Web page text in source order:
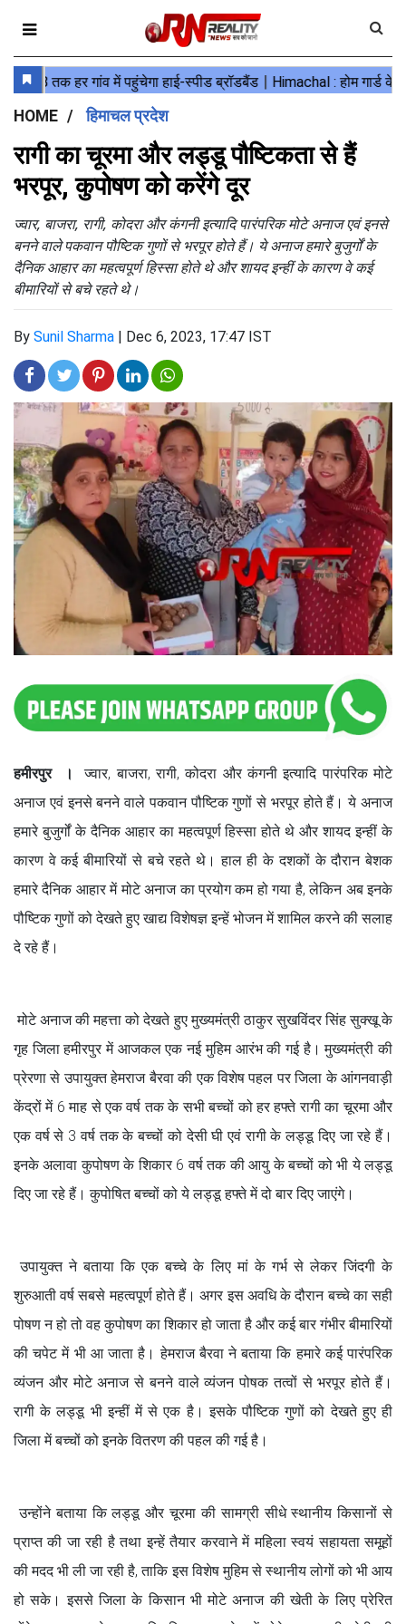
HOME हिमाचल प्रदेश
रागी का चूरमा और लड्डू पौष्टिकता से हैं
भरपूर, कुपोषण को करेंगे दूर
ज्वार, बाजरा, रागी, कोदरा और कंगनी इत्यादि पारंपरिक मोटे अनाज एवं इनसे
बनने वाले पकवान पौष्टिक गुणों से भरपूर होते हैं। ये अनाज हमारे बुजुर्गों के
दैनिक आहार का महत्वपूर्ण हिस्सा होते थे और शायद इन्हीं के कारण वे कई
बीमारियों से बचे रहते थे।
By Sunil Sharma | Dec 6, 2023, 17:47 IST
हमीरपुर ।
ज्वार, बाजरा, रागी, कोदरा और कंगनी इत्यादि पारंपरिक मोटे
अनाज एवं इनसे बनने वाले पकवान पौष्टिक गुणों से भरपूर होते हैं। ये अनाज
हमारे बुजुर्गों के दैनिक आहार का महत्वपूर्ण हिस्सा होते थे और शायद इन्हीं के
कारण वे कई बीमारियों से बचे रहते थे। हाल ही के दशकों के दौरान बेशक
हमारे दैनिक आहार में मोटे अनाज का प्रयोग कम हो गया है, लेकिन अब इनके
पौष्टिक गुणों को देखते हुए खाद्य विशेषज्ञ इन्हें भोजन में शामिल करने की सलाह
दे रहे हैं।
मोटे अनाज की महत्ता को देखते हुए मुख्यमंत्री ठाकुर सुखविंदर सिंह सुक्खू के
गृह जिला हमीरपुर में आजकल एक नई मुहिम आरंभ की गई है। मुख्यमंत्री की
प्रेरणा से उपायुक्त हेमराज बैरवा की एक विशेष पहल पर जिला के आंगनवाड़ी
केंद्रों में 6 माह से एक वर्ष तक के सभी बच्चों को हर हफ्ते रागी का चूरमा और
एक वर्ष से 3 वर्ष तक के बच्चों को देसी घी एवं रागी के लड्डू दिए जा रहे हैं।
इनके अलावा कुपोषण के शिकार 6 वर्ष तक की आयु के बच्चों को भी ये लड्डू
दिए जा रहे हैं। कुपोषित बच्चों को ये लड्डू हफ्ते में दो बार दिए जाएंगे।
उपायुक्त ने बताया कि एक बच्चे के लिए मां के गर्भ से लेकर जिंदगी के
शुरुआती वर्ष सबसे महत्वपूर्ण होते हैं। अगर इस अवधि के दौरान बच्चे का सही
पोषण न हो तो वह कुपोषण का शिकार हो जाता है और कई बार गंभीर बीमारियों
की चपेट में भी आ जाता है। हेमराज बैरवा ने बताया कि हमारे कई पारंपरिक
व्यंजन और मोटे अनाज से बनने वाले व्यंजन पोषक तत्वों से भरपूर होते हैं।
रागी के लड्डू भी इन्हीं में से एक है। इसके पौष्टिक गुणों को देखते हुए ही
जिला में बच्चों को इनके वितरण की पहल की गई है।
उन्होंने बताया कि लड्डू और चूरमा की सामग्री सीधे स्थानीय किसानों से
प्राप्त की जा रही है तथा इन्हें तैयार करवाने में महिला स्वयं सहायता समूहों
की मदद भी ली जा रही है, ताकि इस विशेष मुहिम से स्थानीय लोगों को भी आय
हो सके। इससे जिला के किसान भी मोटे अनाज की खेती के लिए प्रेरित